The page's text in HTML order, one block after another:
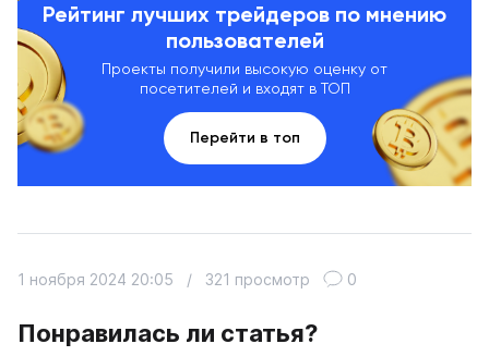
Рейтинг лучших трейдеров по мнению
пользователей
Проекты получили высокую оценку от
посетителей и входят в ТОП
Перейти в топ
Понравилась ли статья?
1 ноября 2024 20:05 / 321 просмотр 0